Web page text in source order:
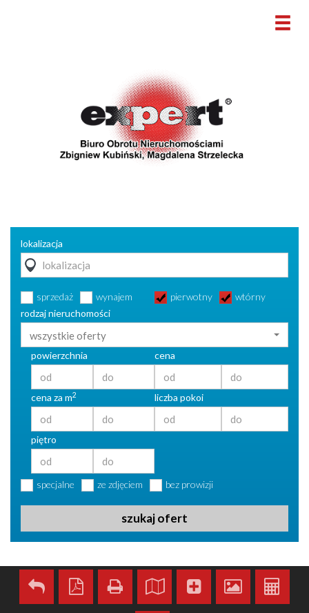
lokalizacja
sprzedaż wynajem pierwotny
wtórny
rodzaj nieruchomości
wszystkie oferty
powierzchnia cena
cena za m2 liczba pokoi
piętro
specjalne ze zdjęciem bez prowizji
szukaj ofert